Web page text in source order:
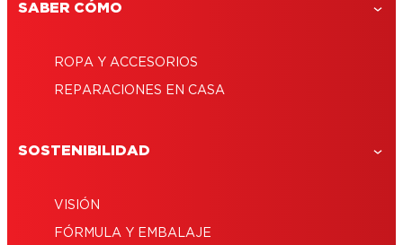
SABER CÓMO
ROPA Y ACCESORIOS
REPARACIONES EN CASA
SOSTENIBILIDAD
VISIÓN
FÓRMULA Y EMBALAJE